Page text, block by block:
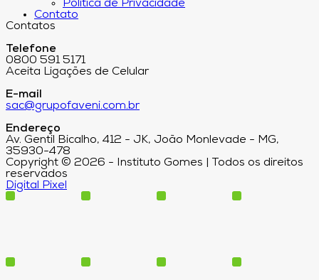
Política de Privacidade
Contato
Contatos
Telefone
0800 591 5171
Aceita Ligações de Celular
E-mail
sac@grupofaveni.com.br
Endereço
Av. Gentil Bicalho, 412 - JK, João Monlevade - MG,
35930-478
Copyright © 2026 - Instituto Gomes | Todos os direitos
reservados
Digital Pixel